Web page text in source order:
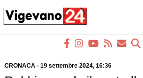
CRONACA- 19 settembre 2024, 16:36